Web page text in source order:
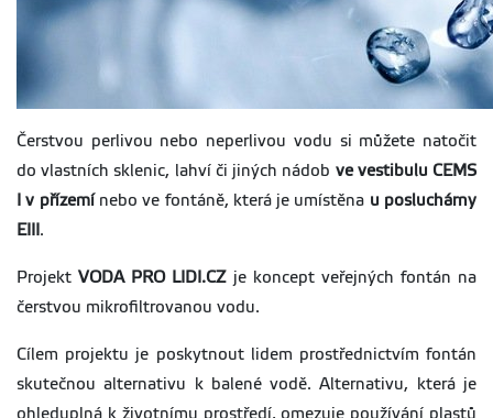
Čerstvou perlivou nebo neperlivou vodu si můžete natočit
do vlastních sklenic, lahví či jiných nádob ve vestibulu CEMS
I v přízemínebo ve fontáně, která je umístěna u posluchárny
EIII .
ProjektVODA PRO LIDI.CZje koncept veřejných fontán na
čerstvou mikrofiltrovanou vodu.
Cílem projektu je poskytnout lidem prostřednictvím fontán
skutečnou alternativu k balené vodě. Alternativu, která je
ohleduplná k životnímu prostředí, omezuje používání plastů